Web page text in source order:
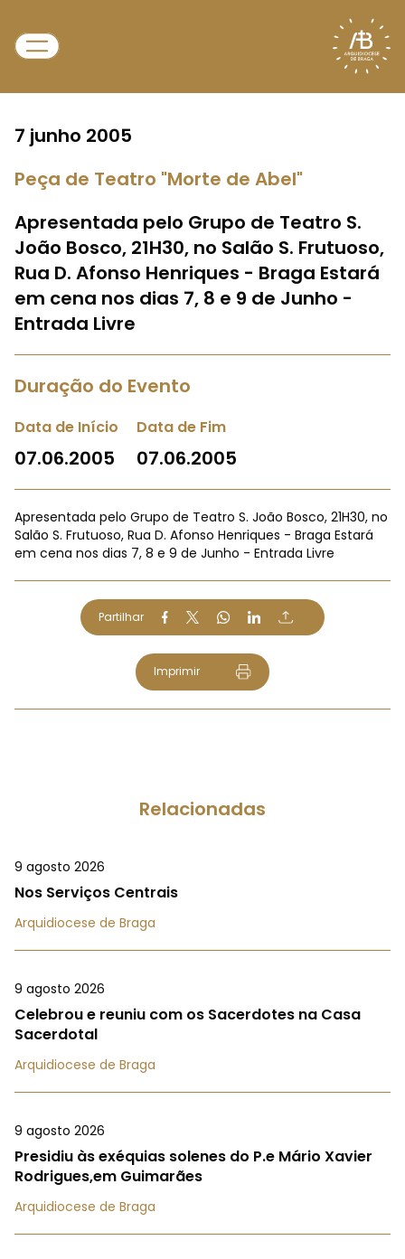
7 junho 2005
Peça de Teatro "Morte de Abel"
Apresentada pelo Grupo de Teatro S.
João Bosco, 21H30, no Salão S. Frutuoso,
Rua D. Afonso Henriques - Braga Estará
em cena nos dias 7, 8 e 9 de Junho -
Entrada Livre
Duração do Evento
Data de Início
07.06.2005
Data de Fim
07.06.2005
Apresentada pelo Grupo de Teatro S. João Bosco, 21H30, no
Salão S. Frutuoso, Rua D. Afonso Henriques - Braga Estará
em cena nos dias 7, 8 e 9 de Junho - Entrada Livre
Partilhar
Imprimir
Relacionadas
9 agosto 2026
Nos Serviços Centrais
Arquidiocese de Braga
9 agosto 2026
Celebrou e reuniu com os Sacerdotes na Casa
Sacerdotal
Arquidiocese de Braga
9 agosto 2026
Presidiu às exéquias solenes do P.e Mário Xavier
Rodrigues,em Guimarães
Arquidiocese de Braga